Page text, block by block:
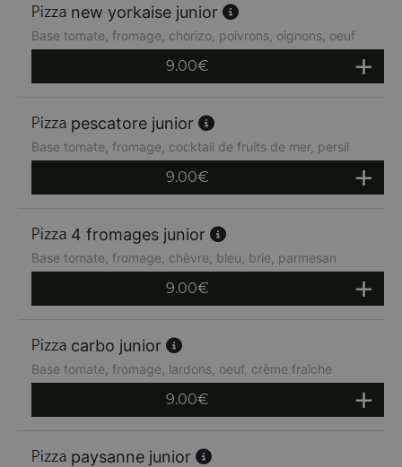
new yorkaise junior
Base tomate, fromage, chorizo, poivrons, oignons, oeuf
9.00€
pescatore junior
Base tomate, fromage, cocktail de fruits de mer, persil
9.00€
4 fromages junior
Base tomate, fromage, chèvre, bleu, brie, parmesan
9.00€
carbo junior
Base tomate, fromage, lardons, oeuf, crème fraîche
9.00€
paysanne junior